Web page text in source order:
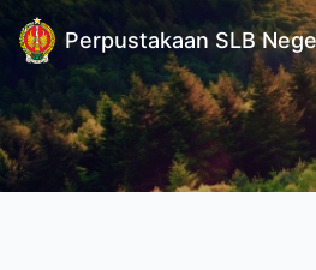
Perpustakaan SLB